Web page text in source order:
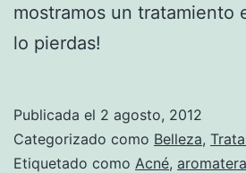
mostramos un tratamiento
lo pierdas!
Publicada el 2 agosto, 2012
Categorizado como Belleza,
Etiquetado como Acné,